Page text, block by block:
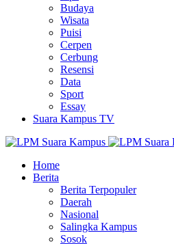
Budaya
Wisata
Puisi
Cerpen
Cerbung
Resensi
Data
Sport
Essay
Suara Kampus TV
Home
Berita
Berita Terpopuler
Daerah
Nasional
Salingka Kampus
Sosok